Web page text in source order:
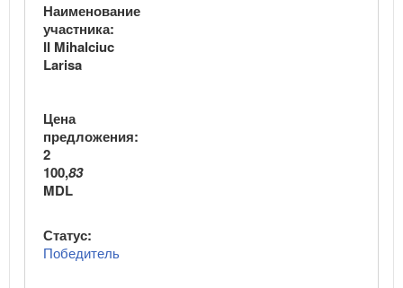
Наименование
участника:
II Mihalciuc
Larisa
Цена
предложения:
2
100,83
MDL
Статус:
Победитель